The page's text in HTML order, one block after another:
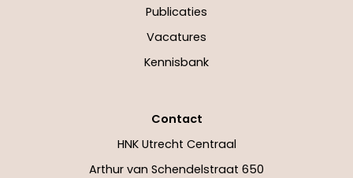
Publicaties
Vacatures
Kennisbank
Contact
HNK Utrecht Centraal
Arthur van Schendelstraat 650